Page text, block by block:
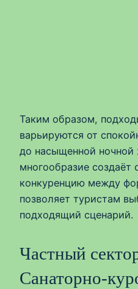
Таким образом,
варьируются от
до насыщенной ночной
многообразие создаёт
конкуренцию между
позволяет туристам
подходящий сценарий.
Частный
Санаторно-